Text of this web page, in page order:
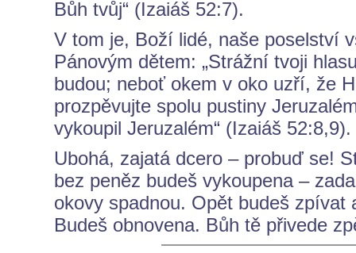
Bůh tvůj“ (Izaiáš 52:7).
V tom je, Boží lidé, naše poselství
Pánovým dětem: „Strážní tvoji
budou; neboť okem v oko uzří, že
prozpěvujte spolu pustiny
vykoupil Jeruzalém“ (Izaiáš 52:8,9).
Ubohá, zajatá dcero – probuď se!
bez peněz budeš vykoupena –
okovy spadnou. Opět budeš
Budeš obnovena. Bůh tě přivede